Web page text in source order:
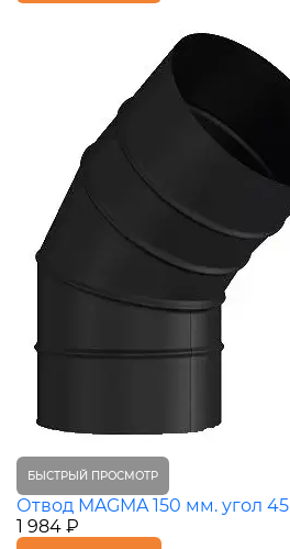
БЫСТРЫЙ ПРОСМОТР
Отвод MAGMA 150 мм. угол 45
1 984 ₽